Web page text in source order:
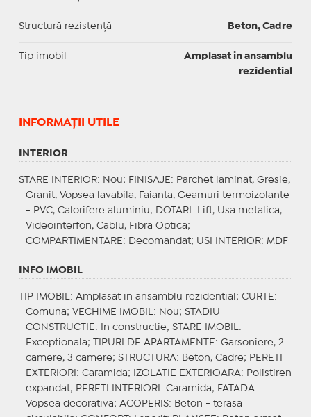
Structură rezistență Beton, Cadre
Tip imobil
Amplasat in ansamblu
rezidential
INFORMAŢII UTILE
INTERIOR
STARE INTERIOR: Nou; FINISAJE : Parchet laminat, Gresie,
Granit, Vopsea lavabila, Faianta, Geamuri termoizolante
- PVC, Calorifere aluminiu;
DOTARI : Lift, Usa metalica,
Videointerfon, Cablu, Fibra Optica;
COMPARTIMENTARE : Decomandat; USI INTERIOR: MDF
INFO IMOBIL
TIP IMOBIL : Amplasat in ansamblu rezidential; CURTE :
Comuna; VECHIME IMOBIL : Nou; STADIU
CONSTRUCTIE : In constructie; STARE IMOBIL :
Exceptionala;
TIPURI DE APARTAMENTE : Garsoniere, 2
camere, 3 camere; STRUCTURA: Beton, Cadre; PERETI
EXTERIORI : Caramida; IZOLATIE EXTERIOARA: Polistiren
expandat; PERETI INTERIORI : Caramida; FATADA:
Vopsea decorativa; ACOPERIS: Beton - terasa